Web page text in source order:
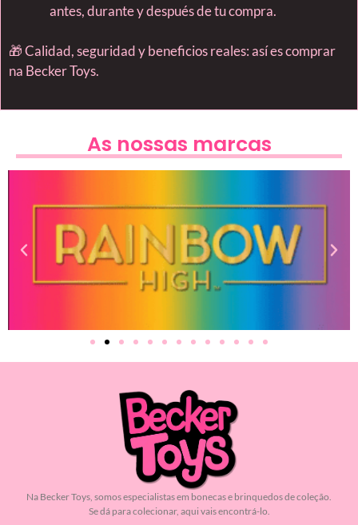
antes, durante y después de tu compra.
🎁 Calidad, seguridad y beneficios reales: así es comprar
na Becker Toys.
As nossas marcas
Na Becker Toys, somos especialistas em bonecas e brinquedos de coleção.
Se dá para colecionar, aqui vais encontrá-lo.